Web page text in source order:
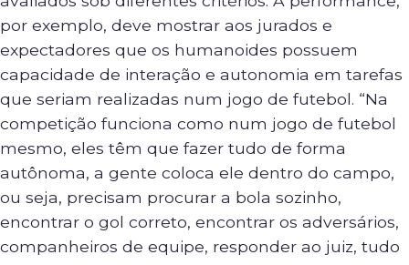
por exemplo, deve mostrar aos jurados e
expectadores que os humanoides possuem
capacidade de interação e autonomia em tarefas
que seriam realizadas num jogo de futebol. “Na
competição funciona como num jogo de futebol
mesmo, eles têm que fazer tudo de forma
autônoma, a gente coloca ele dentro do campo,
ou seja, precisam procurar a bola sozinho,
encontrar o gol correto, encontrar os adversários,
companheiros de equipe, responder ao juiz, tudo